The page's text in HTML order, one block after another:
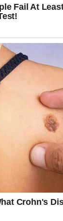
sretnije
kojih ćete
neočekivane
situacija
planove za
donose
važni dani.